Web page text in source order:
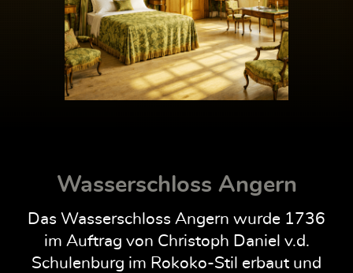
Wasserschloss Angern
Das Wasserschloss Angern wurde 1736
im Auftrag von Christoph Daniel v.d.
Schulenburg im Rokoko-Stil erbaut und